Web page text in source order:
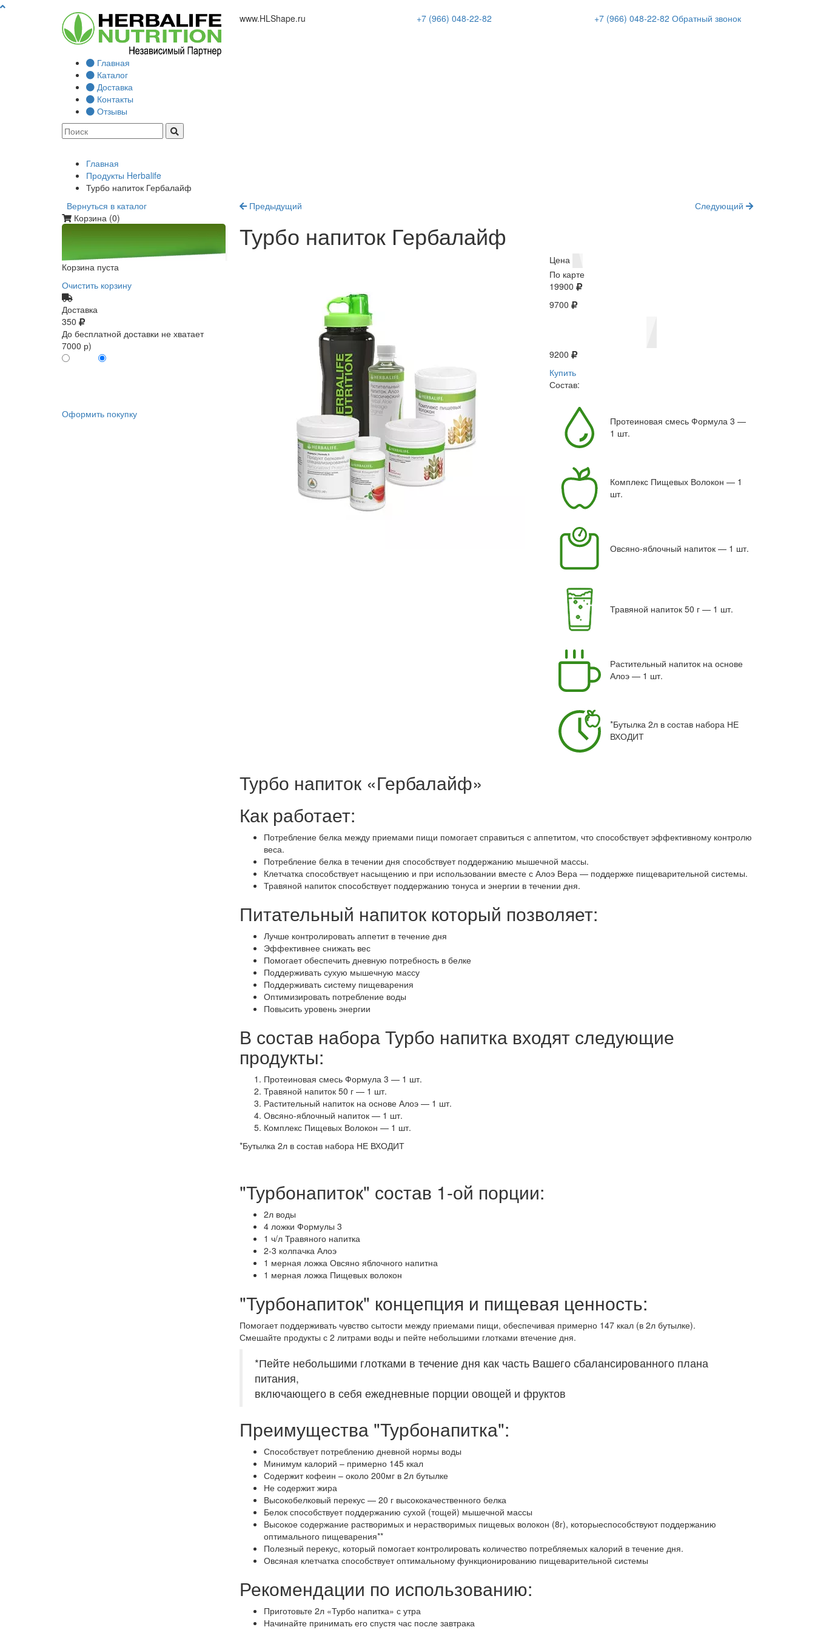
www.HLShape.ru +7 (966) 048-22-82 +7 (966) 048-22-82 Обратный звонок
Главная
Каталог
Доставка
Контакты
Отзывы
Главная
Продукты Herbalife
Турбо напиток Гербалайф
Вернуться в каталог
Корзина (0)
Корзина пуста
Очистить корзину
Доставка
350
До бесплатной доставки не хватает
7000 р)
Оформить покупку
Предыдущий Следующий
Турбо напиток Гербалайф
Цена
По карте
19900
9700
9200
Купить
Состав:
Протеиновая смесь Формула 3 —
1 шт.
Комплекс Пищевых Волокон — 1
шт.
Овсяно-яблочный напиток — 1 шт.
Травяной напиток 50 г — 1 шт.
Растительный напиток на основе
Алоэ — 1 шт.
*Бутылка 2л в состав набора НЕ
ВХОДИТ
Турбо напиток «Гербалайф»
Как работает:
Потребление белка между приемами пищи помогает справиться с аппетитом, что способствует эффективному контролю
веса.
Потребление белка в течении дня способствует поддержанию мышечной массы.
Клетчатка способствует насыщению и при использовании вместе с Алоэ Вера — поддержке пищеварительной системы.
Травяной напиток способствует поддержанию тонуса и энергии в течении дня.
Питательный напиток который позволяет:
Лучше контролировать аппетит в течение дня
Эффективнее снижать вес
Помогает обеспечить дневную потребность в белке
Поддерживать сухую мышечную массу
Поддерживать систему пищеварения
Оптимизировать потребление воды
Повысить уровень энергии
В состав набора Турбо напитка входят следующие
продукты:
Протеиновая смесь Формула 3 — 1 шт.
Травяной напиток 50 г — 1 шт.
Растительный напиток на основе Алоэ — 1 шт.
Овсяно-яблочный напиток — 1 шт.
Комплекс Пищевых Волокон — 1 шт.
*Бутылка 2л в состав набора НЕ ВХОДИТ
"Турбонапиток" состав 1-ой порции:
2л воды
4 ложки Формулы 3
1 ч/л Травяного напитка
2-3 колпачка Алоэ
1 мерная ложка Овсяно яблочного напитна
1 мерная ложка Пищевых волокон
"Турбонапиток" концепция и пищевая ценность:
Помогает поддерживать чувство сытости между приемами пищи, обеспечивая примерно 147 ккал (в 2л бутылке).
Смешайте продукты с 2 литрами воды и пейте небольшими глотками втечение дня.
*Пейте небольшими глотками в течение дня как часть Вашего сбалансированного плана
питания,
включающего в себя ежедневные порции овощей и фруктов
Преимущества "Турбонапитка":
Способствует потреблению дневной нормы воды
Минимум калорий – примерно 145 ккал
Содержит кофеин – около 200мг в 2л бутылке
Не содержит жира
Высокобелковый перекус — 20 г высококачественного белка
Белок способствует поддержанию сухой (тощей) мышечной массы
Высокое содержание растворимых и нерастворимых пищевых волокон (8г), которыеспособствуют поддержанию
оптимального пищеварения**
Полезный перекус, который помогает контролировать количество потребляемых калорий в течение дня.
Овсяная клетчатка способствует оптимальному функционированию пищеварительной системы
Рекомендации по использованию:
Приготовьте 2л «Турбо напитка» с утра
Начинайте принимать его спустя час после завтрака